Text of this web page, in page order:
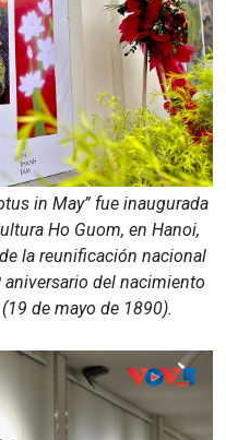
in May” fue inaugurada
Ho Guom, en Hanoi,
la reunificación nacional
del nacimiento
de mayo de 1890).